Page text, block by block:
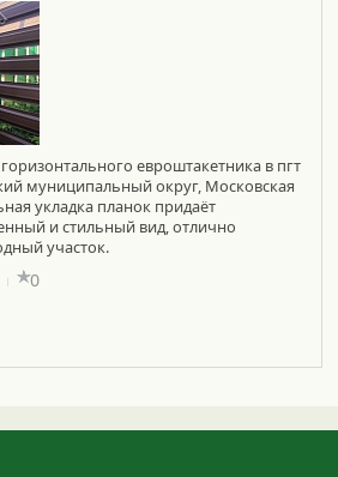
евроштакетника в пгт
муниципальный округ, Московская
укладка планок придаёт
и стильный вид, отлично
участок.
0